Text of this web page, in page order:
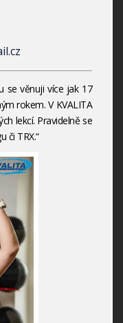
se věnuji více jak 17
rokem. V KVALITA
lekcí. Pravidelně se
či TRX.“